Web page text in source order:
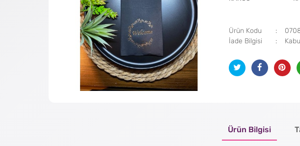
Ürün Kodu
İade Bilgisi
Ürün Bilgisi